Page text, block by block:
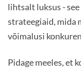
lihtsalt luksus -
strateegiaid, mida
võimalusi
Pidage meeles, et